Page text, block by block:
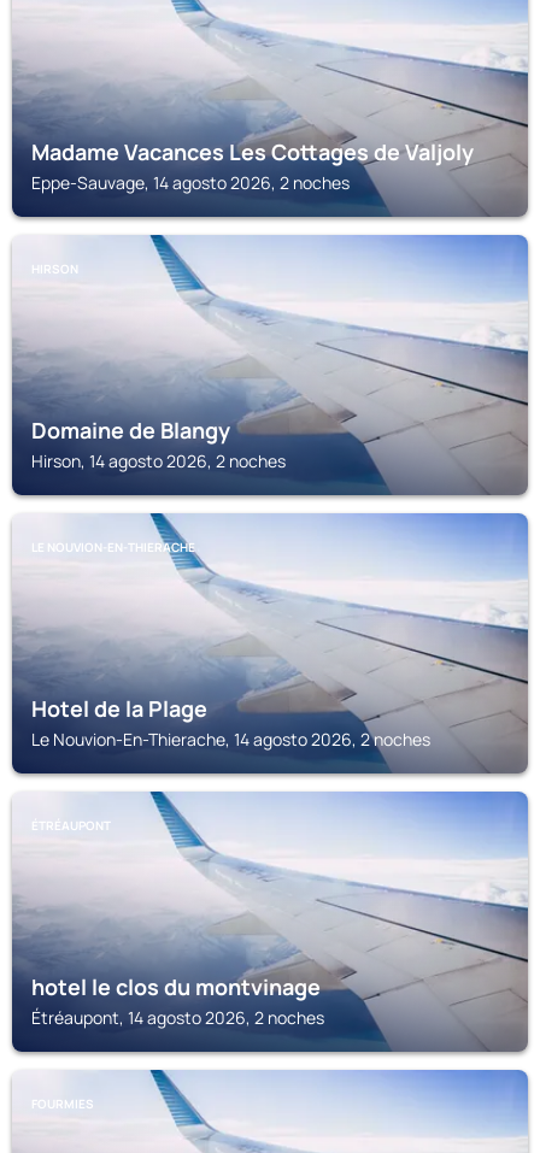
Madame Vacances Les Cottages de Valjoly
Eppe-Sauvage, 14 agosto 2026, 2 noches
HIRSON
Domaine de Blangy
Hirson, 14 agosto 2026, 2 noches
LE NOUVION-EN-THIERACHE
Hotel de la Plage
Le Nouvion-En-Thierache, 14 agosto 2026, 2 noches
ÉTRÉAUPONT
hotel le clos du montvinage
Étréaupont, 14 agosto 2026, 2 noches
FOURMIES